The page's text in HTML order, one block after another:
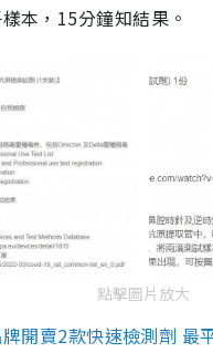
本，15分鐘知結果。
點擊圖片放大
開賣2款快速檢測劑